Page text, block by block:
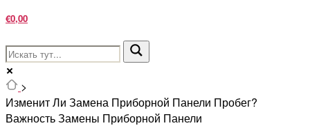
€0,00
>
Изменит Ли Замена Приборной Панели Пробег?
Важность Замены Приборной Панели